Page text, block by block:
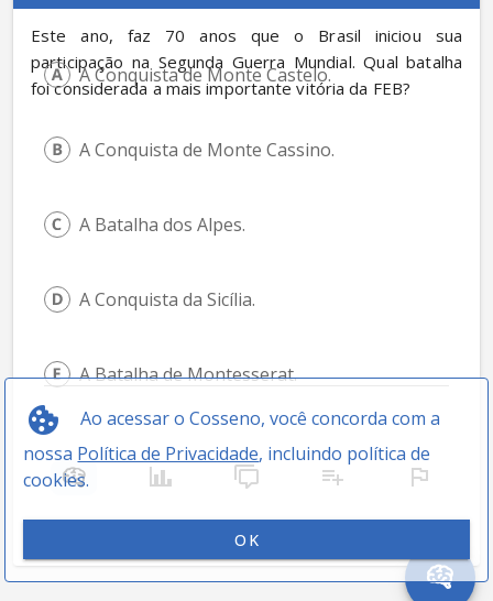
Ao acessar o Cosseno, você concorda com a
nossa Política de Privacidade, incluindo política de
cookies.
OK
Este ano, faz 70 anos que o Brasil iniciou sua
participação na Segunda Guerra Mundial. Qual batalha
foi considerada a mais importante vitória da FEB?
A Conquista de Monte Castelo.
A Conquista de Monte Cassino.
A Batalha dos Alpes.
A Conquista da Sicília.
A Batalha de Montesserat.